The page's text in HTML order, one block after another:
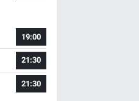
19:00
21:30
21:30